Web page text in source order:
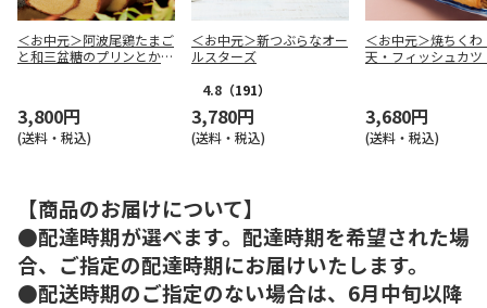
＜お中元＞阿波尾鶏たまご
と和三盆糖のプリンとかす
3,800円
(送料・税込)
＜お中元＞新つぶらなオー
ルスターズ
4.8 （191）
3,780円
(送料・税込)
＜お中元＞焼ちくわ
天・フィッシュカ
3,680円
(送料・税込)
【商品のお届けについて】
●配達時期が選べます。配達時期を希望された場
合、ご指定の配達時期にお届けいたします。
●配送時期のご指定のない場合は、6月中旬以降